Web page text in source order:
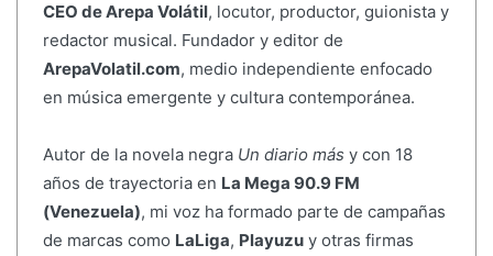
CEO de Arepa Volátil, locutor, productor, guionista y
redactor musical. Fundador y editor de
ArepaVolatil.com, medio independiente enfocado
en música emergente y cultura contemporánea.
Autor de la novela negra Un diario más y con 18
años de trayectoria en La Mega 90.9 FM
(Venezuela), mi voz ha formado parte de campañas
de marcas como LaLiga, Playuzuy otras firmas